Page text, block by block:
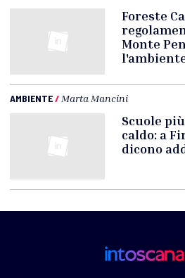
Foreste
Monte
AMBIENTE/ Marta Mancini
Scuole
caldo: a
dicono